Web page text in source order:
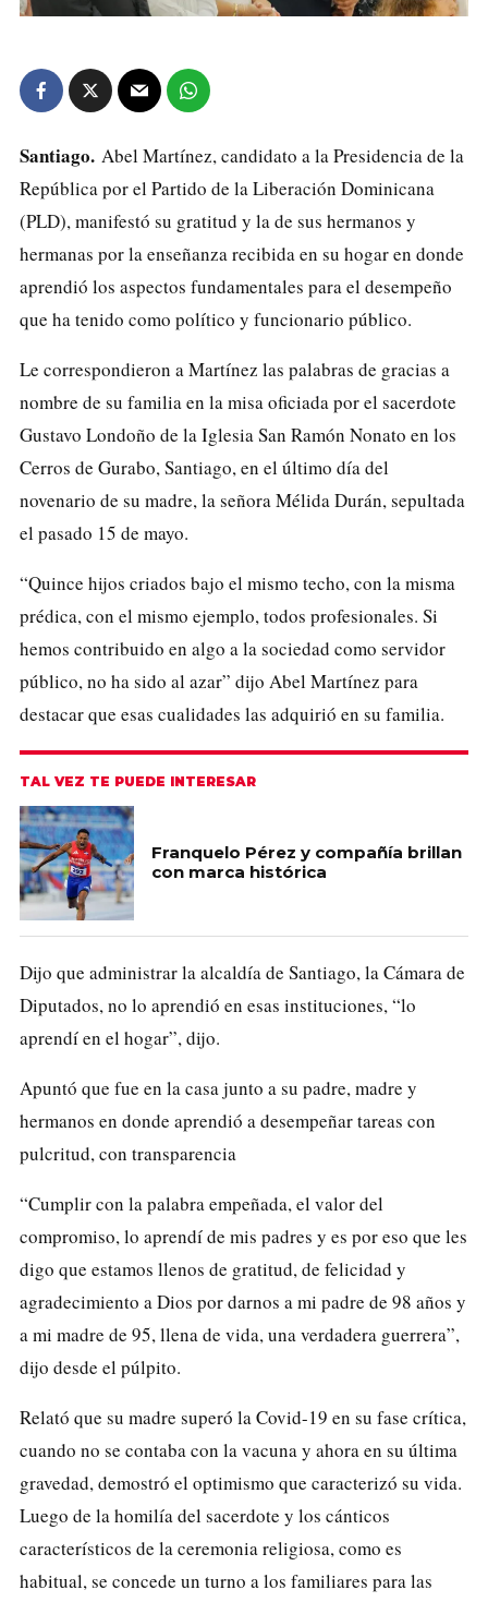
Santiago. Abel Martínez, candidato a la Presidencia de la
República por el Partido de la Liberación Dominicana
(PLD), manifestó su gratitud y la de sus hermanos y
hermanas por la enseñanza recibida en su hogar en donde
aprendió los aspectos fundamentales para el desempeño
que ha tenido como político y funcionario público.
Le correspondieron a Martínez las palabras de gracias a
nombre de su familia en la misa oficiada por el sacerdote
Gustavo Londoño de la Iglesia San Ramón Nonato en los
Cerros de Gurabo, Santiago, en el último día del
novenario de su madre, la señora Mélida Durán, sepultada
el pasado 15 de mayo.
“Quince hijos criados bajo el mismo techo, con la misma
prédica, con el mismo ejemplo, todos profesionales. Si
hemos contribuido en algo a la sociedad como servidor
público, no ha sido al azar” dijo Abel Martínez para
destacar que esas cualidades las adquirió en su familia.
TAL VEZ TE PUEDE INTERESAR
Franquelo Pérez y compañía brillan
con marca histórica
Dijo que administrar la alcaldía de Santiago, la Cámara de
Diputados, no lo aprendió en esas instituciones, “lo
aprendí en el hogar”, dijo.
Apuntó que fue en la casa junto a su padre, madre y
hermanos en donde aprendió a desempeñar tareas con
pulcritud, con transparencia
“Cumplir con la palabra empeñada, el valor del
compromiso, lo aprendí de mis padres y es por eso que les
digo que estamos llenos de gratitud, de felicidad y
agradecimiento a Dios por darnos a mi padre de 98 años y
a mi madre de 95, llena de vida, una verdadera guerrera”,
dijo desde el púlpito.
Relató que su madre superó la Covid-19 en su fase crítica,
cuando no se contaba con la vacuna y ahora en su última
gravedad, demostró el optimismo que caracterizó su vida.
Luego de la homilía del sacerdote y los cánticos
característicos de la ceremonia religiosa, como es
habitual, se concede un turno a los familiares para las